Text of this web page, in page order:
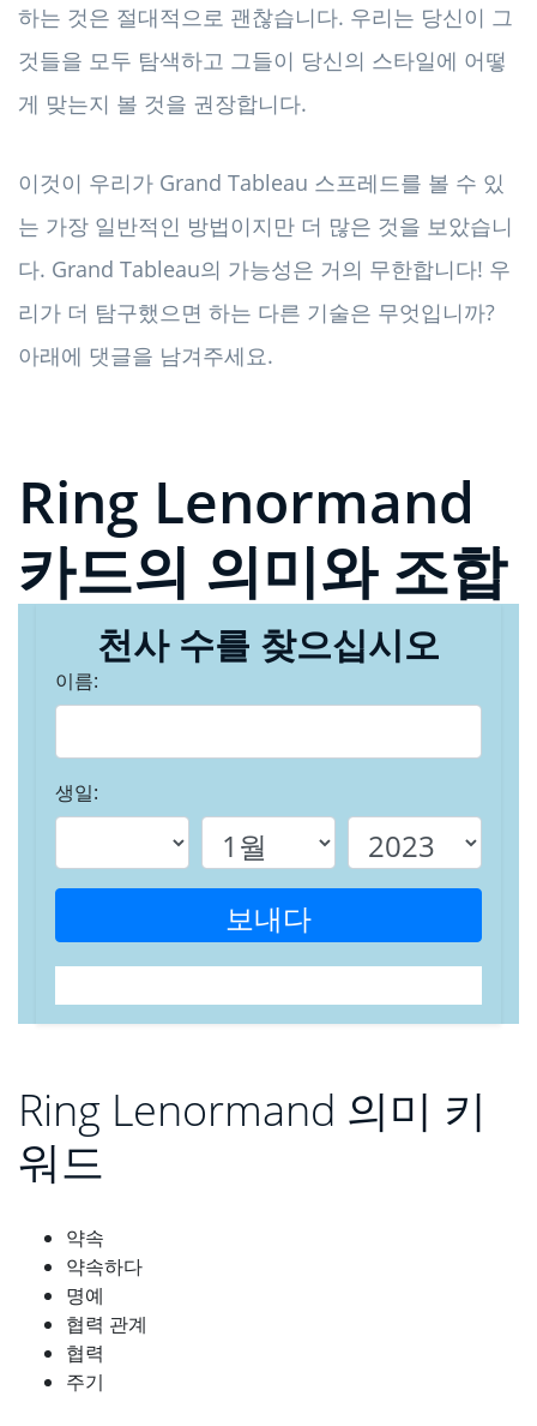
하는 것은 절대적으로 괜찮습니다. 우리는 당신이 그
것들을 모두 탐색하고 그들이 당신의 스타일에 어떻
게 맞는지 볼 것을 권장합니다.
이것이 우리가 Grand Tableau 스프레드를 볼 수 있
는 가장 일반적인 방법이지만 더 많은 것을 보았습니
다. Grand Tableau의 가능성은 거의 무한합니다! 우
리가 더 탐구했으면 하는 다른 기술은 무엇입니까?
아래에 댓글을 남겨주세요.
Ring Lenormand
카드의 의미와 조합
천사 수를 찾으십시오
이름:
생일:
보내다
Ring Lenormand 의미 키
워드
약속
약속하다
명예
협력 관계
협력
주기